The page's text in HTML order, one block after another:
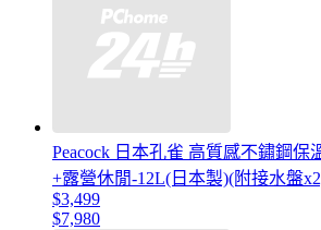
Peacock 日本孔雀 高質感不鏽鋼保
+露營休閒-12L(日本製)(附接水盤
$3,499
$7,980